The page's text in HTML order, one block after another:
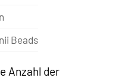
Beads
Anzahl der